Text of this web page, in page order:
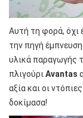
Αυτή τη φορά, όχι
την πηγή
υλικά παραγωγής
πλιγούρι Avantas
αξία και οι
δοκίμασα!